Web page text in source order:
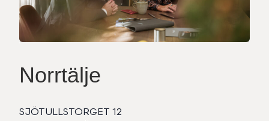
Norrtälje
SJÖTULLSTORGET 12